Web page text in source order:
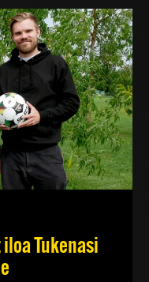
Tukenasi